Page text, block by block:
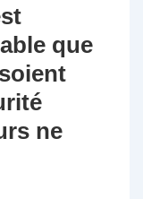
que
ne